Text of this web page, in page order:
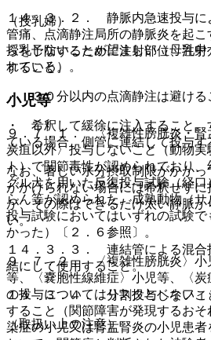
１４．３．２． 静脈内急速投与に
管痛、点滴静注局所の静脈炎を起
らを予防するために注射部位、注
すること。
・ ３０分以内の点滴静注は避ける
・ 希釈して緩徐に注入すること。
ている場合、側管に連結して投与
なお、著しい水分摂取制限がかか
がかけられない場合には希釈せず
が、その際はできるだけ太い静脈
い。
１４．３．３． 連結管による混合
結にして使用すること。
１４．３．４． 分割投与しないこ
（取扱い上の注意）
（授乳婦）
授乳しないことが望ましい（母乳
れている）。
小児等
９．７．１． 〈複雑性膀胱炎・腎
炭疽以外〉投与しないこと（動物
ト）で関節毒性が認められており
グル犬を用いた反復投与試験（経
らん等が認められた。成熟動物（
投与試験においてはいずれの試験
かった）〔２．６参照〕。
９．７．２． 〈複雑性膀胱炎〉小
等、〈嚢胞性線維症〉小児等、〈炭
の投与についてはリスクとベネフ
すること（関節障害が発現するお
染症の小児又は腎盂腎炎の小児患